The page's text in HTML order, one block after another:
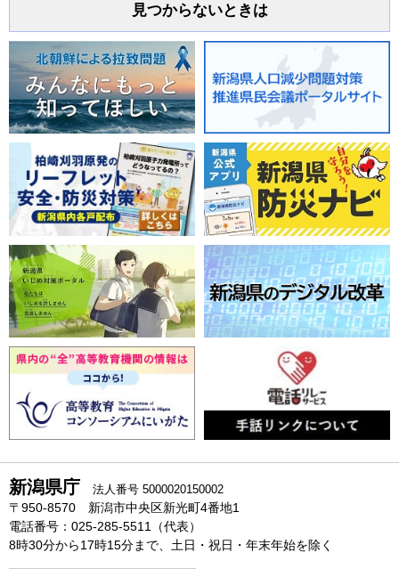
見つからないときは
新潟県庁 法人番号 5000020150002
〒950-8570 新潟市中央区新光町4番地1
電話番号：025-285-5511（代表）
8時30分から17時15分まで、土日・祝日・年末年始を除く